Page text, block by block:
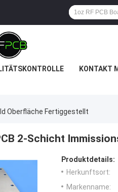
KONTAKT
Oberfläche Fertiggestellt
2-Schicht
Produktdetails:
Herkunftsort:
Markenname: